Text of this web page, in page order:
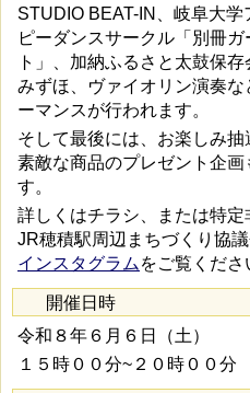
STUDIO BEAT-IN、岐阜大学
ピーダンスサークル「別冊ガ
ト」、加納ふるさと太鼓保
みずほ、ヴァイオリン演奏な
ーマンスが行われます。
そして最後には、お楽しみ抽
素敵な商品のプレゼント企画
す。
詳しくはチラシ、または特定
JR穂積駅周辺まちづくり協
インスタグラム をご覧くださ
開催日時
令和８年６月６日（土）
１５時００分~２０時００分